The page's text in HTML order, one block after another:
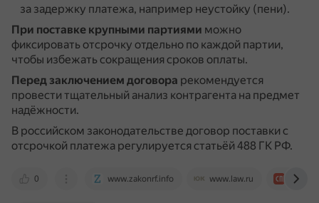
за задержку платежа, например неустойку (пени).
При поставке крупными партиями можно
фиксировать отсрочку отдельно по каждой партии,
чтобы избежать сокращения сроков оплаты.
Перед заключением договора рекомендуется
провести тщательный анализ контрагента на предмет
надёжности.
В российском законодательстве договор поставки с
отсрочкой платежа регулируется статьёй 488 ГК РФ.
0 www.zakonrf.info www.law.ru